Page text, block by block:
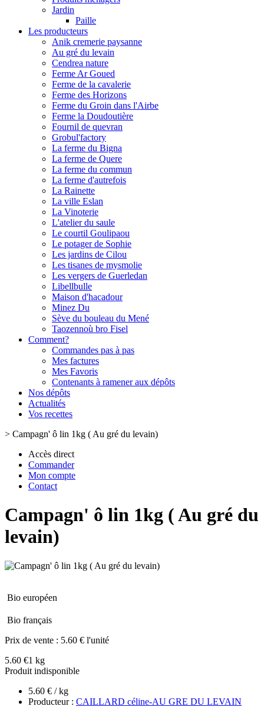
Jardin
Paille
Les producteurs
Anik cremerie paysanne
Au gré du levain
Cendrea nature
Ferme Ar Goued
Ferme de la cavalerie
Ferme des Horizons
Ferme du Groin dans l'Airbe
Ferme la Doudoutière
Fournil de quevran
Grobul'factory
La ferme du Bigna
La ferme de Quere
La ferme du commun
La ferme d'autrefois
La Rainette
La ville Eslan
La Vinoterie
L'atelier du saule
Le courtil Goulipaou
Le potager de Sophie
Les jardins de Cilou
Les tisanes de mysmolie
Les vergers de Guerledan
Libellbulle
Maison d'hacadour
Minez Du
Sève du bouleau du Mené
Taozennoù bro Fisel
Comment?
Commandes pas à pas
Mes factures
Mes Favoris
Contenants à ramener aux dépôts
Nos dépôts
Actualités
Vos recettes
> Campagn' ô lin 1kg ( Au gré du levain)
Accès direct
Commander
Mon compte
Contact
Campagn' ô lin 1kg ( Au gré du
levain)
Bio européen
Bio français
Prix de vente : 5.60 € l'unité
5.60 €1 kg
Produit indisponible
5.60 € / kg
Producteur : CAILLARD céline-AU GRE DU LEVAIN